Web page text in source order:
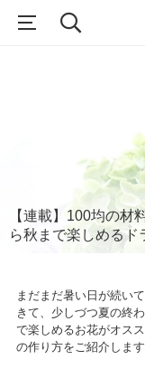
【連載】100均の材
ら秋まで楽しめるド
まだまだ暑い日が続い
きて、少しづつ夏の終
で楽しめるお花がオス
の作り方をご紹介します